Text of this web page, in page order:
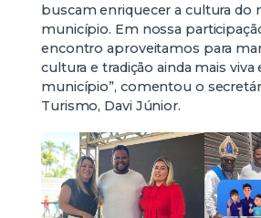
buscam enriquecer a cultura do
município. Em nossa
encontro aproveitamos para
cultura e tradição ainda mais
município”, comentou o
Turismo, Davi Júnior.